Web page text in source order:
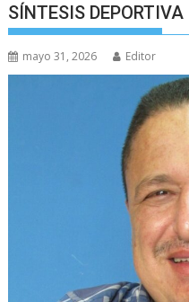
SÍNTESIS DEPORTIVA
mayo 31, 2026 Editor